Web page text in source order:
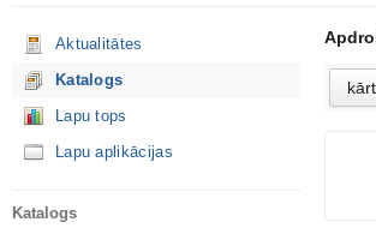
Aktualitātes
Katalogs
Lapu tops
Lapu aplikācijas
Katalogs